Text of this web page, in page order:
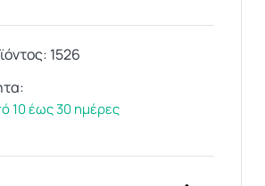
1526
10 έως 30 ημέρες